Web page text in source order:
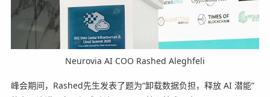
Neurovia AI COO Rashed Aleghfeli
峰会期间，Rashed先生发表了题为“卸载数据负担，释放 AI 潜能”